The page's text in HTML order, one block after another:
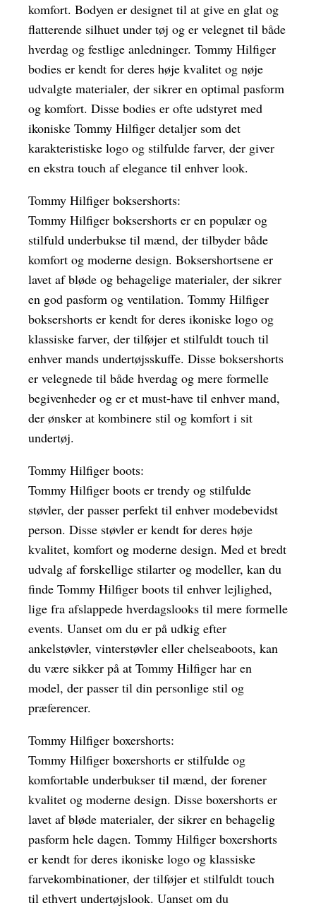
komfort. Bodyen er designet til at give en glat og
flatterende silhuet under tøj og er velegnet til både
hverdag og festlige anledninger. Tommy Hilfiger
bodies er kendt for deres høje kvalitet og nøje
udvalgte materialer, der sikrer en optimal pasform
og komfort. Disse bodies er ofte udstyret med
ikoniske Tommy Hilfiger detaljer som det
karakteristiske logo og stilfulde farver, der giver
en ekstra touch af elegance til enhver look.
Tommy Hilfiger boksershorts:
Tommy Hilfiger boksershorts er en populær og
stilfuld underbukse til mænd, der tilbyder både
komfort og moderne design. Boksershortsene er
lavet af bløde og behagelige materialer, der sikrer
en god pasform og ventilation. Tommy Hilfiger
boksershorts er kendt for deres ikoniske logo og
klassiske farver, der tilføjer et stilfuldt touch til
enhver mands undertøjsskuffe. Disse boksershorts
er velegnede til både hverdag og mere formelle
begivenheder og er et must-have til enhver mand,
der ønsker at kombinere stil og komfort i sit
undertøj.
Tommy Hilfiger boots:
Tommy Hilfiger boots er trendy og stilfulde
støvler, der passer perfekt til enhver modebevidst
person. Disse støvler er kendt for deres høje
kvalitet, komfort og moderne design. Med et bredt
udvalg af forskellige stilarter og modeller, kan du
finde Tommy Hilfiger boots til enhver lejlighed,
lige fra afslappede hverdagslooks til mere formelle
events. Uanset om du er på udkig efter
ankelstøvler, vinterstøvler eller chelseaboots, kan
du være sikker på at Tommy Hilfiger har en
model, der passer til din personlige stil og
præferencer.
Tommy Hilfiger boxershorts:
Tommy Hilfiger boxershorts er stilfulde og
komfortable underbukser til mænd, der forener
kvalitet og moderne design. Disse boxershorts er
lavet af bløde materialer, der sikrer en behagelig
pasform hele dagen. Tommy Hilfiger boxershorts
er kendt for deres ikoniske logo og klassiske
farvekombinationer, der tilføjer et stilfuldt touch
til ethvert undertøjslook. Uanset om du